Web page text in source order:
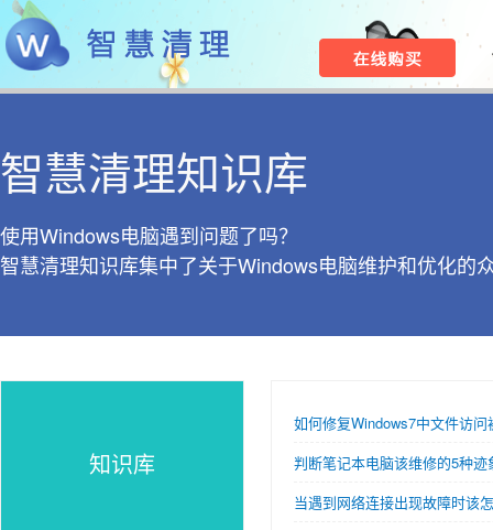
智慧清理知识库
使用Windows电脑遇到问题了吗？
智慧清理知识库集中了关于Windows电脑维护和优化的
知识库
如何修复Windows7中文件访
判断笔记本电脑该维修的5种迹
当遇到网络连接出现故障时该